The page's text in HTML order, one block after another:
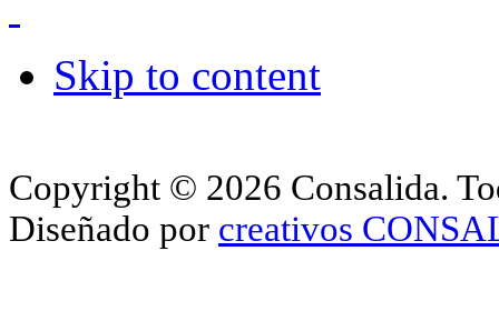
Skip to content
Copyright © 2026 Consalida.
Diseñado por creativos